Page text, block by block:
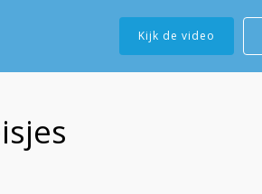
Kijk de video